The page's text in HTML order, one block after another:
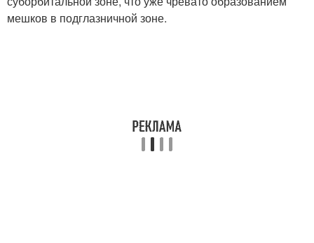
мешков в подглазничной зоне.